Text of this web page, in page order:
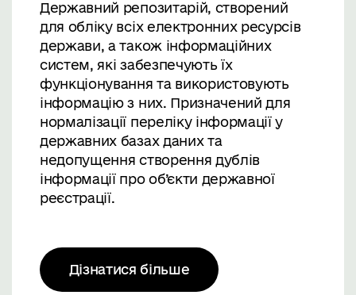
Державний репозитарій, створений
для обліку всіх електронних ресурсів
держави, а також інформаційних
систем, які забезпечують їх
функціонування та використовують
інформацію з них. Призначений для
нормалізації переліку інформації у
державних базах даних та
недопущення створення дублів
інформації про об’єкти державної
реєстрації.
Дізнатися більше